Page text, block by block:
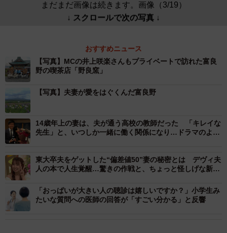
まだまだ画像は続きます。画像（3/19）
↓ スクロールで次の写真 ↓
おすすめニュース
【写真】MCの井上咲楽さんもプライベートで訪れた富良
野の喫茶店「野良窯」
【写真】夫妻が愛をはぐくんだ富良野
14歳年上の妻は、夫が通う高校の教師だった 「キレイな
先生」と、いつしか一緒に働く関係になり…ドラマのよう
東大卒夫をゲットした“偏差値50”妻の秘密とは デヴィ夫
人の本で人生覚醒…驚きの作戦と、ちょっと怪しげな新婚
「おっぱいが大きい人の聴診は嬉しいですか？」小学生み
たいな質問への医師の回答が「すごい分かる」と反響